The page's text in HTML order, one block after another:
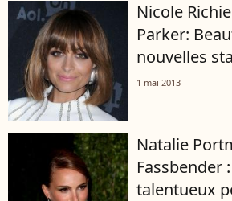
Nicole
Parker:
nouvelles
1 mai 2013
Natalie
Fassbender
talentueux